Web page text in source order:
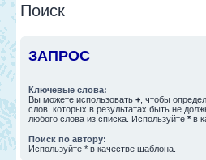
Поиск
ЗАПРОС
Ключевые слова:
Вы можете использовать + , чтобы
слов, которых в результатах быть не
любого слова из списка. Используйте * в
Поиск по автору:
Используйте * в качестве шаблона.